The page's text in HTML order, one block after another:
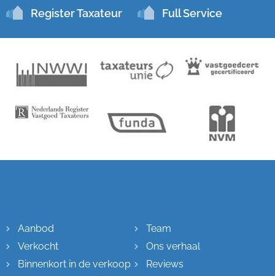
Register Taxateur
Full Service
Aanbod
Verkocht
Binnenkort in de verkoop
Team
Ons verhaal
Reviews